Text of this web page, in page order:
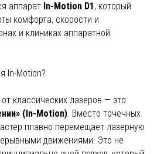
аппарат In-Motion D1, который
комфорта, скорости и
и клиниках аппаратной
In-Motion?
классических лазеров — это
(In-Motion). Вместо точечных
плавно перемещает лазерную
движениями. Это не